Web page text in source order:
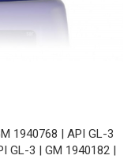
1940768 | API GL-3
GL-3 | GM 1940182 |